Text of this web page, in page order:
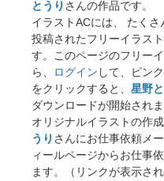
とうり さんの作品です。
イラストACには、 たく
投稿されたフリーイラス
す。このページのフリー
ら、
ログイン して、ピン
をクリックすると、 星野
ダウンロードが開始されま
オリジナルイラストの作
うり さんにお仕事依頼メ
ィールページからお仕事
ます。（リンクが表示さ